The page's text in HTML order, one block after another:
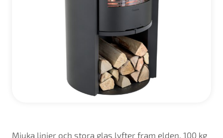
Mjuka linjer och stora glas lyfter fram elden. 100 kg